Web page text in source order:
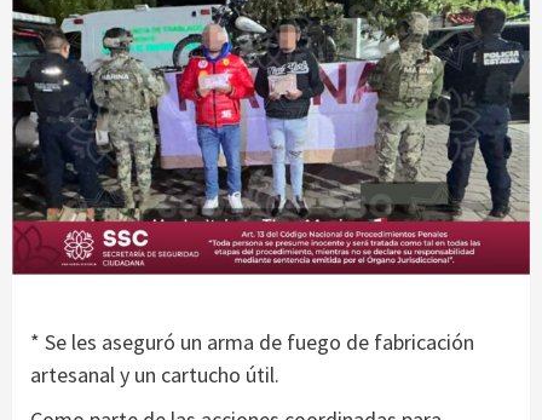
* Se les aseguró un arma de fuego de fabricación
artesanal y un cartucho útil.